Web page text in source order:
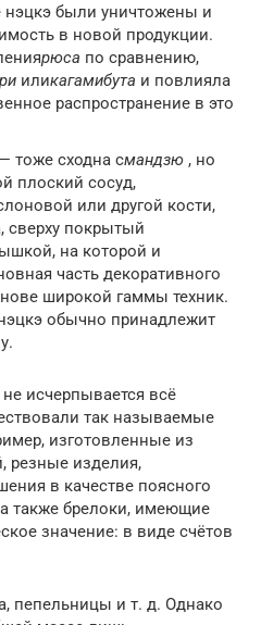
нэцкэ были уничтожены и
в новой продукции.
рюса по сравнению,
иликагамибута и повлияла
распространение в это
тоже сходна смандзю , но
плоский сосуд,
или другой кости,
сверху покрытый
на которой и
часть декоративного
широкой гаммы техник.
обычно принадлежит
исчерпывается всё
так называемые
изготовленные из
резные изделия,
в качестве поясного
также брелоки, имеющие
значение: в виде счётов
пепельницы и т. д. Однако